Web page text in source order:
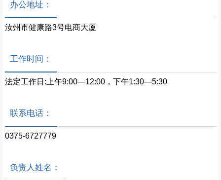
办公地址：
汝州市健康路3号电商大厦
工作时间：
法定工作日:上午9:00—12:00，下午1:30—5:30
联系电话：
0375-6727779
负责人姓名：